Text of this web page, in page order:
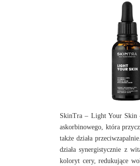
SkinTra – Light Your Skin
askorbinowego, która
także działa
działa synergistycznie z
koloryt cery, redukujące